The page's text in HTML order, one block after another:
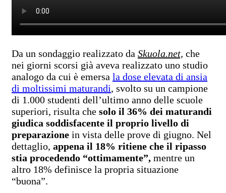
Da un sondaggio realizzato da Skuola.net, che
nei giorni scorsi già aveva realizzato uno studio
analogo da cui è emersa la dose elevata di ansia
di moltissimi maturandi, svolto su un campione
di 1.000 studenti dell’ultimo anno delle scuole
superiori, risulta che solo il 36% dei maturandi
giudica soddisfacente il proprio livello di
preparazione in vista delle prove di giugno. Nel
dettaglio, appena il 18% ritiene che il ripasso
stia procedendo “ottimamente”, mentre un
altro 18% definisce la propria situazione
“buona”.